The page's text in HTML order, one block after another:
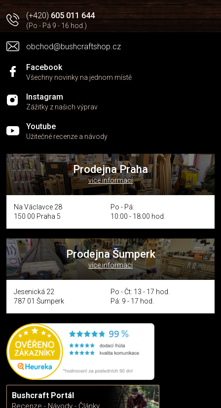
(+420)605 011 644
(Po - Pá 9 - 16 hod.)
obchod@bushcraftshop.cz
Facebook
Všechny novinky na jednom místě
Instagram
Zážitky z našich výprav
Youtube
Užitečné recenze a návody
Prodejna Praha
více informací
Na Václavce 28
150 00 Praha 5
Po - Pá:
10:00 - 18:00 hod.
Prodejna Šumperk
více informací
Jesenická 22
787 01 Šumperk
Po - Čt: 13 - 17 hod.
Pá: 9 - 17 hod.
Bushcraft Portál
Recenze - Návody - Články